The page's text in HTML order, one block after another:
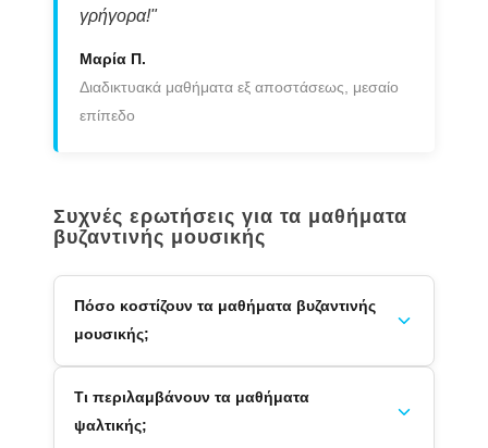
γρήγορα!"
Μαρία Π.
Διαδικτυακά μαθήματα εξ αποστάσεως, μεσαίο
επίπεδο
Συχνές ερωτήσεις για τα μαθήματα
βυζαντινής μουσικής
Πόσο κοστίζουν τα μαθήματα βυζαντινής
μουσικής;
Τι περιλαμβάνουν τα μαθήματα
ψαλτικής;